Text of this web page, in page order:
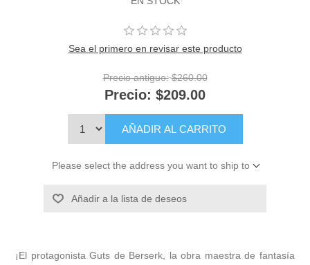
Sea el primero en revisar este producto
Precio antiguo: $260.00
Precio: $209.00
AÑADIR AL CARRITO
Please select the address you want to ship to
Añadir a la lista de deseos
¡El protagonista Guts de Berserk, la obra maestra de fantasía